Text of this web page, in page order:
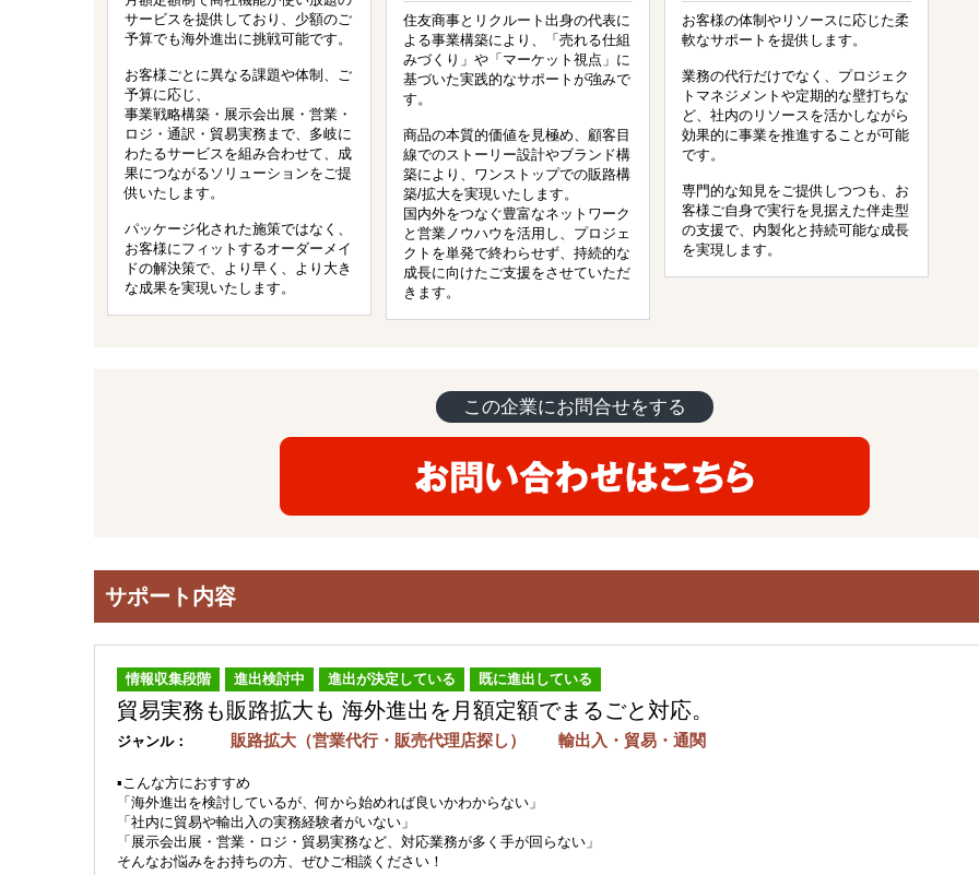
サービスを提供しており、少額のご
予算でも海外進出に挑戦可能です。
お客様ごとに異なる課題や体制、ご
予算に応じ、
事業戦略構築・展示会出展・営業・
ロジ・通訳・貿易実務まで、多岐に
わたるサービスを組み合わせて、成
果につながるソリューションをご提
供いたします。
パッケージ化された施策ではなく、
お客様にフィットするオーダーメイ
ドの解決策で、より早く、より大き
な成果を実現いたします。
住友商事とリクルート出身の代表に
よる事業構築により、「売れる仕組
みづくり」や「マーケット視点」に
基づいた実践的なサポートが強みで
す。
商品の本質的価値を見極め、顧客目
線でのストーリー設計やブランド構
築により、ワンストップでの販路構
築/拡大を実現いたします。
国内外をつなぐ豊富なネットワーク
と営業ノウハウを活用し、プロジェ
クトを単発で終わらせず、持続的な
成長に向けたご支援をさせていただ
きます。
お客様の体制やリソースに応じた柔
軟なサポートを提供します。
業務の代行だけでなく、プロジェク
トマネジメントや定期的な壁打ちな
ど、社内のリソースを活かしながら
効果的に事業を推進することが可能
です。
専門的な知見をご提供しつつも、お
客様ご自身で実行を見据えた伴走型
の支援で、内製化と持続可能な成長
を実現します。
この企業にお問合せをする
サポート内容
情報収集段階 進出検討中 進出が決定している 既に進出している
貿易実務も販路拡大も 海外進出を月額定額でまるごと対応。
ジャンル： 販路拡大（営業代行・販売代理店探し） 輸出入・貿易・通関
▪️こんな方におすすめ
「海外進出を検討しているが、何から始めれば良いかわからない」
「社内に貿易や輸出入の実務経験者がいない」
「展示会出展・営業・ロジ・貿易実務など、対応業務が多く手が回らない」
そんなお悩みをお持ちの方、ぜひご相談ください！